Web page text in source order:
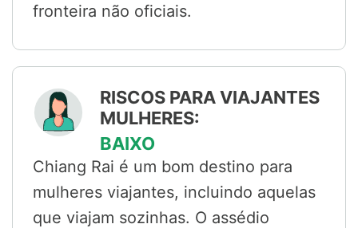
fronteira não oficiais.
RISCOS PARA VIAJANTES
MULHERES:
BAIXO
Chiang Rai é um bom destino para
mulheres viajantes, incluindo aquelas
que viajam sozinhas. O assédio